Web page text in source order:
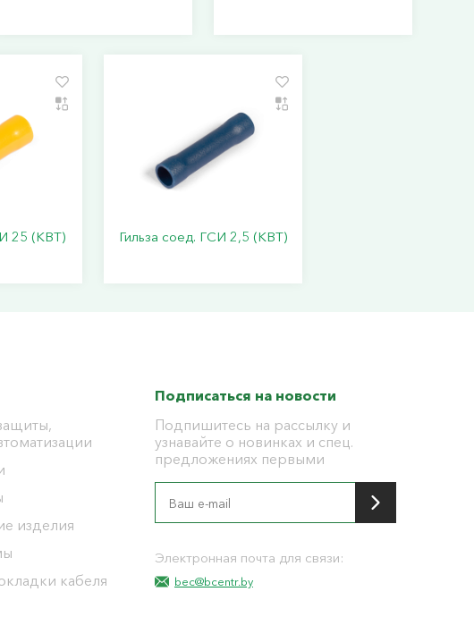
25 (КВТ) Гильза соед. ГСИ 2,5 (КВТ)
изделия
кабеля
Подписаться на новости
Подпишитесь на рассылку и
узнавайте о новинках и спец.
предложениях первыми
Электронная почта для связи:
bec@bcentr.by